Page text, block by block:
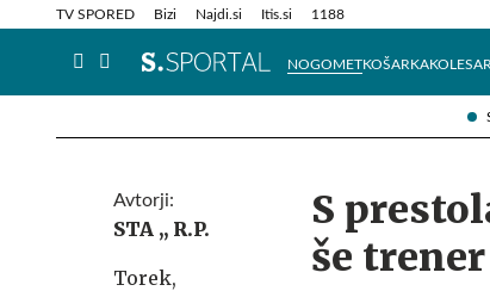
TV SPORED Bizi Najdi.si Itis.si 1188
NOGOMETKOŠARKA
Info in obvestila Tehnik
Avtorji:
STA ,, R.P.
Torek,
S
še trener